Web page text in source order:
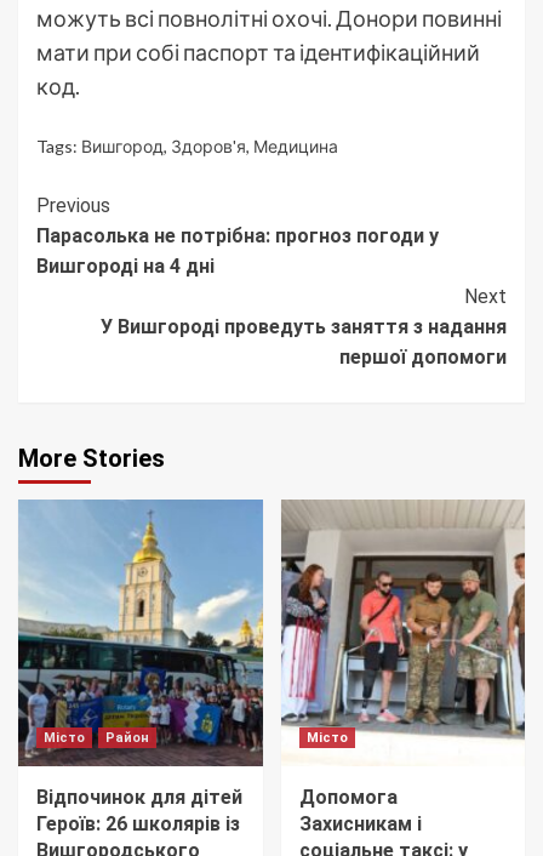
можуть всі повнолітні охочі. Донори повинні
мати при собі паспорт та ідентифікаційний
код.
Tags: Вишгород, Здоров'я, Медицина
Continue
Reading
Previous
Парасолька не потрібна: прогноз погоди у
Вишгороді на 4 дні
Next
У Вишгороді проведуть заняття з надання
першої допомоги
More Stories
Місто Район
Відпочинок для дітей
Героїв: 26 школярів із
Вишгородського
Місто
Допомога
Захисникам і
соціальне таксі: у